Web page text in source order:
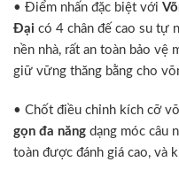
• Điểm nhấn đặc biệt với
Đại có 4 chân đế cao su tự
nền nhà, rất an toàn bảo
giữ vững thăng bằng cho
• Chốt điều chỉnh kích cỡ
gọn đa năng dạng móc câu
toàn được đánh giá cao, và